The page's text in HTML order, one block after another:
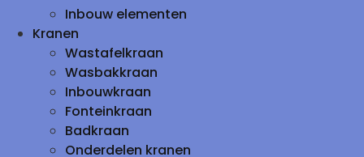
Inbouw elementen
Kranen
Wastafelkraan
Wasbakkraan
Inbouwkraan
Fonteinkraan
Badkraan
Onderdelen kranen